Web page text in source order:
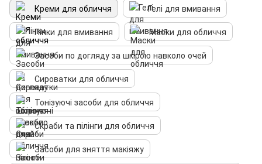
Креми для обличчя
Гелі для вмивання
Пінки для вмивання
Маски для обличчя
Засоби по догляду за шкірою навколо очей
Сироватки для обличчя
Тонізуючі засоби для обличчя
Скраби та пілінги для обличчя
Засоби для зняття макіяжу